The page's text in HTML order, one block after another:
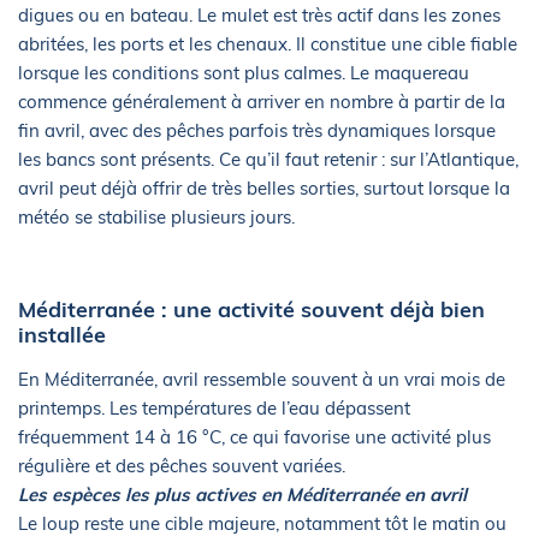
digues ou en bateau. Le mulet est très actif dans les zones
abritées, les ports et les chenaux. Il constitue une cible fiable
lorsque les conditions sont plus calmes. Le maquereau
commence généralement à arriver en nombre à partir de la
fin avril, avec des pêches parfois très dynamiques lorsque
les bancs sont présents. Ce qu’il faut retenir : sur l’Atlantique,
avril peut déjà offrir de très belles sorties, surtout lorsque la
météo se stabilise plusieurs jours.
Méditerranée : une activité souvent déjà bien
installée
En Méditerranée, avril ressemble souvent à un vrai mois de
printemps. Les températures de l’eau dépassent
fréquemment 14 à 16 °C, ce qui favorise une activité plus
régulière et des pêches souvent variées.
Les espèces les plus actives en Méditerranée en avril
Le loup reste une cible majeure, notamment tôt le matin ou